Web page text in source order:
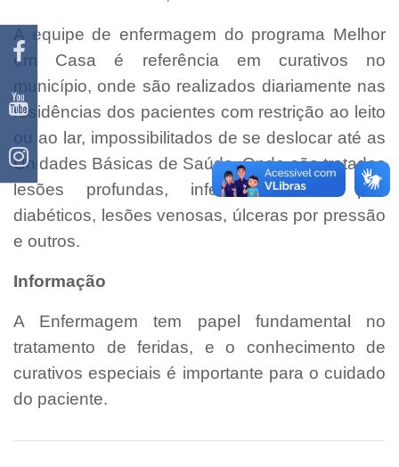
A equipe de enfermagem do programa Melhor
em Casa é referência em curativos no
município, onde são realizados diariamente nas
residências dos pacientes com restrição ao leito
ou ao lar, impossibilitados de se deslocar até as
Unidades Básicas de Saúde. Onde são tratados
lesões profundas, infectadas como pés
diabéticos, lesões venosas, úlceras por pressão
e outros.
Informação
A Enfermagem tem papel fundamental no
tratamento de feridas, e o conhecimento de
curativos especiais é importante para o cuidado
do paciente.